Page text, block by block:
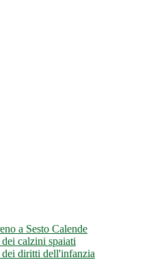
a Sesto Calende
calzini spaiati
dei diritti dell'infanzia